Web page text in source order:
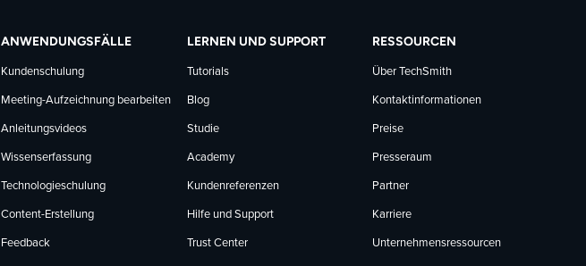
ANWENDUNGSFÄLLE
Kundenschulung
Meeting-Aufzeichnung bearbeiten
Anleitungsvideos
Wissenserfassung
Technologieschulung
Content-Erstellung
Feedback
LERNEN UND SUPPORT
Tutorials
Blog
Studie
Academy
Kundenreferenzen
Hilfe und Support
Trust Center
RESSOURCEN
Über TechSmith
Kontaktinformationen
Preise
Presseraum
Partner
Karriere
Unternehmensressourcen